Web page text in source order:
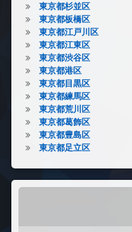
東京都杉並区
東京都板橋区
東京都江戸川区
東京都江東区
東京都渋谷区
東京都港区
東京都目黒区
東京都練馬区
東京都荒川区
東京都葛飾区
東京都豊島区
東京都足立区